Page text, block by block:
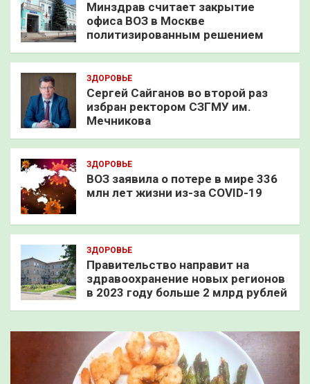
Минздрав считает закрытие
офиса ВОЗ в Москве
политизированным решением
ЗДОРОВЬЕ
Сергей Сайганов во второй раз
избран ректором СЗГМУ им.
Мечникова
ЗДОРОВЬЕ
ВОЗ заявила о потере в мире 336
млн лет жизни из-за COVID-19
ЗДОРОВЬЕ
Правительство направит на
здравоохранение новых регионов
в 2023 году больше 2 млрд рублей